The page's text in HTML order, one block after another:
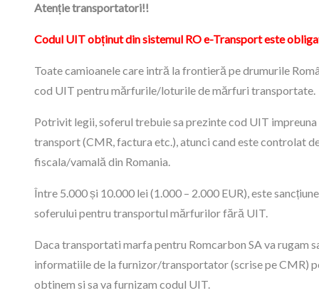
Atenție transportatori!!
Codul UIT obținut din sistemul RO e-Transport este
Toate camioanele care intră la frontieră pe drumurile
cod UIT pentru mărfurile/loturile de mărfuri transportate.
Potrivit legii, soferul trebuie sa prezinte cod UIT impreuna
transport (CMR, factura etc.), atunci cand este controlat
fiscala/vamală din Romania.
Între 5.000 și 10.000 lei (1.000 – 2.000 EUR), este
soferului pentru transportul mărfurilor fără UIT.
Daca transportati marfa pentru Romcarbon SA va rugam
informatiile de la furnizor/transportator (scrise pe CMR)
obtinem si sa va furnizam codul UIT.